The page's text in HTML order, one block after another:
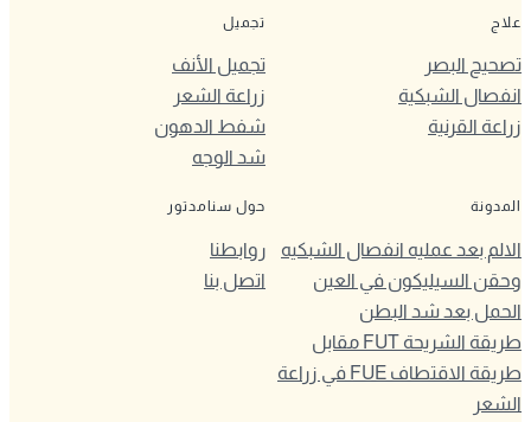
علاج
تصحيح البصر
انفصال الشبكية
زراعة القرنية
تجميل
تجميل الأنف
زراعة الشعر
شفط الدهون
شد الوجه
المدونة
الالم بعد عمليه انفصال الشبكيه
وحقن السيليكون في العين
الحمل بعد شد البطن
طريقة الشريحة FUT مقابل
طريقة الاقتطاف FUE في زراعة
الشعر
حول سنامدتور
روابطنا
اتصل بنا